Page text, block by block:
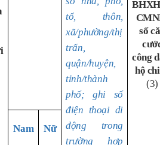
tổ, thôn,
xã/phường/thị
trấn,
quận/huyện,
tỉnh/thành
phố; ghi số
điện thoại di
động trong
trường hợp
số
công
hộ
(3)
Nam Nữ